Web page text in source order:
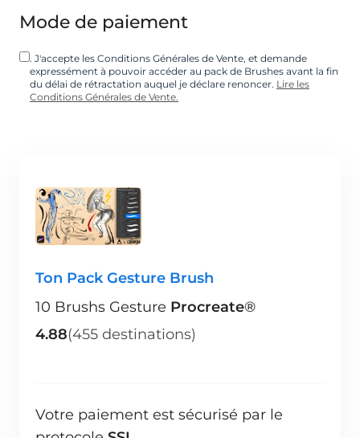
Mode de paiement
. J'accepte les Conditions Générales de Vente, et demande
expressément à pouvoir accéder au pack de Brushes avant la fin
du délai de rétractation auquel je déclare renoncer. Lire les
Conditions Générales de Vente.
Ton Pack Gesture Brush
10 Brushs Gesture Procreate®
4.88(455 destinations)
Votre paiement est sécurisé par le